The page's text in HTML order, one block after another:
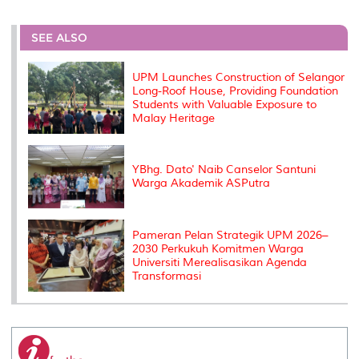
e
b
o
o
k
t
r
e
I
l
L
n
P
e
s
t
SEE ALSO
UPM Launches Construction of Selangor
Long-Roof House, Providing Foundation
Students with Valuable Exposure to
Malay Heritage
YBhg. Dato' Naib Canselor Santuni
Warga Akademik ASPutra
Pameran Pelan Strategik UPM 2026–
2030 Perkukuh Komitmen Warga
Universiti Merealisasikan Agenda
Transformasi